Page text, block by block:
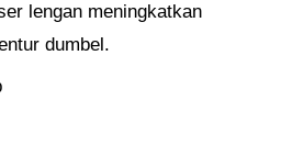
lengan meningkatkan
dumbel.